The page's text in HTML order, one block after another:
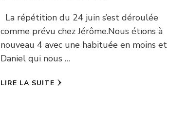
La répétition du 24 juin s’est déroulée
comme prévu chez Jérôme.Nous étions à
nouveau 4 avec une habituée en moins et
Daniel qui nous …
LIRE LA SUITE